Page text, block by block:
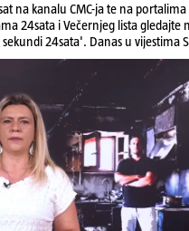
na kanalu CMC-ja te na portalima
24sata i Večernjeg lista gledajte
24sata'. Danas u vijestima
apartman u Istri, 125 milijuna
u Gospiću, u Osijeku pretukli
cijene goriva, rastu mirovine za
Pokretanje videa...